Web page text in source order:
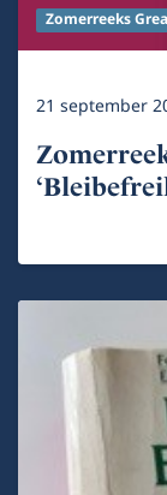
Zomerreeks
21 september